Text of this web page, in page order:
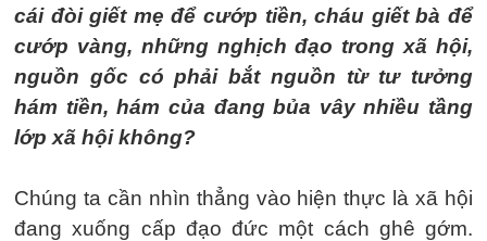
cái đòi giết mẹ để cướp tiền, cháu giết bà để
cướp vàng, những nghịch đạo trong xã hội,
nguồn gốc có phải bắt nguồn từ tư tưởng
hám tiền, hám của đang bủa vây nhiều tầng
lớp xã hội không?
Chúng ta cần nhìn thẳng vào hiện thực là xã hội
đang xuống cấp đạo đức một cách ghê gớm.